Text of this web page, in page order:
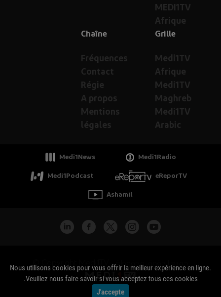
MEDI1TV
Afrique
Grille
Medi1TV
Afrique
Medi1TV
Maghreb
Medi1TV
Arabic
Chaîne
Fréquences
Contact
Régie
A propos
Mentions
légales
Medi1News Medi1Radio
Medi1Podcast eReporTV
Ashamil
جميع الحقوق محفوظة - Copyright Medi1TV ©
Nous utilisons cookies pour vous offrir la meilleur expérience en ligne.
Veuillez nous faire savoir si vous acceptez tous ces cookies.
J'accepte